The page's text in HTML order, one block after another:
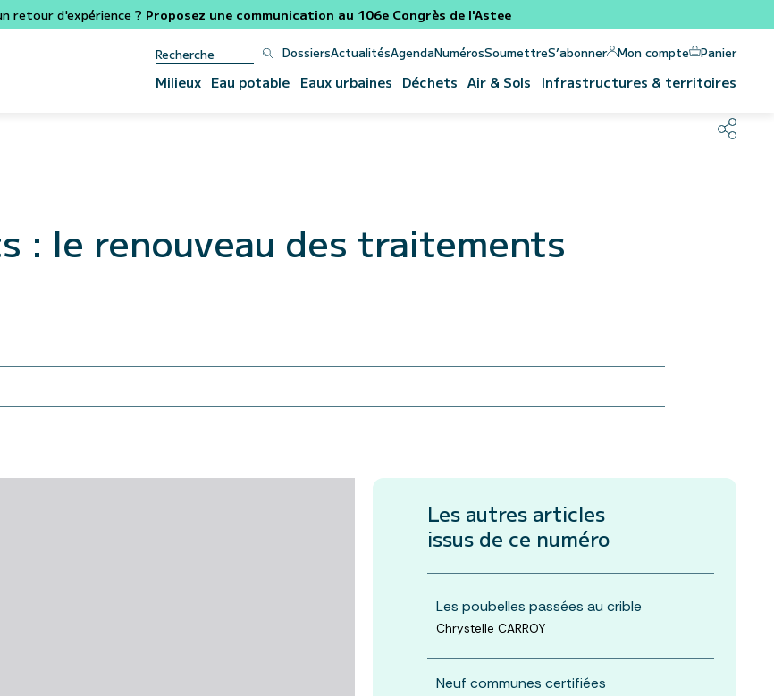
retour d'expérience ? Proposez une communication au 106e Congrès de l'Astee
DossiersActualitésAgendaNumérosSoumettreS’abonner Mon compte Panier
Milieux Eau potable Eaux urbaines Déchets Air & Sols Infrastructures & territoires
: le renouveau des traitements
Les autres articles
issus de ce numéro
Les poubelles passées au crible
Chrystelle CARROY
Neuf communes certifiées